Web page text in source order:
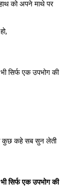
को अपने माथे पर
सिर्फ एक उपभोग की
कुछ कहे सब सुन लेती
सिर्फ एक उपभोग की